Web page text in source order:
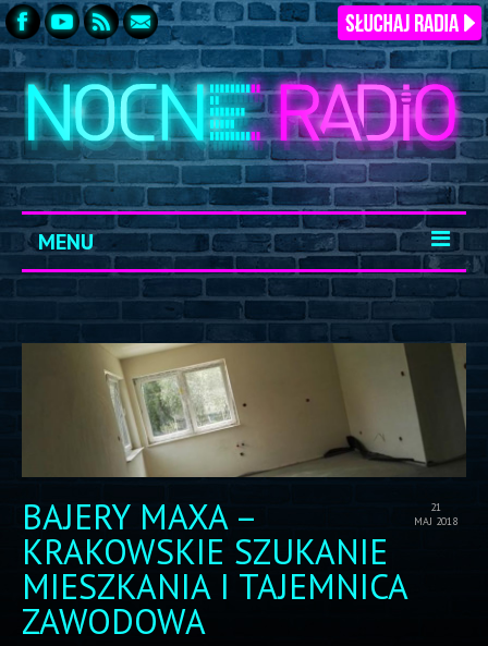
MENU
START
ARCHIWUM
KONTAKT
LOGOWANIE
21
MAJ 2018
BAJERY MAXA –
KRAKOWSKIE SZUKANIE
MIESZKANIA I TAJEMNICA
ZAWODOWA